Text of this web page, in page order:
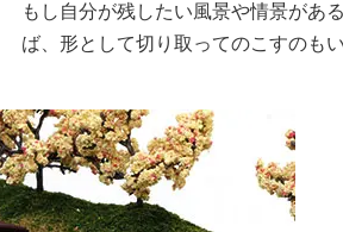
もし自分が残したい風景や情景があ
ば、形として切り取ってのこすのも